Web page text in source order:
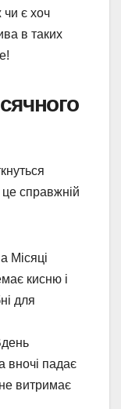
чи є хоч
в таких
справжній
Місяці
кисню і
для
вночі падає
витримає